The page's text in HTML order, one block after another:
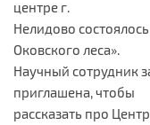
центре г.
Нелидово
Оковского леса».
Научный сотрудник
приглашена, чтобы
рассказать про